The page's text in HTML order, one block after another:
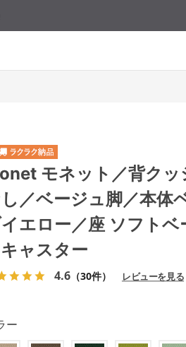
モネット／背クッ
／ベージュ脚／本体
エロー／座 ソフトベ
ャスター
4.6 （30件） レビューを見る
ー